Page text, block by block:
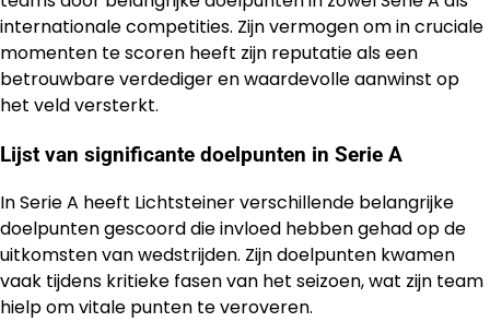
internationale competities. Zijn vermogen om in cruciale
momenten te scoren heeft zijn reputatie als een
betrouwbare verdediger en waardevolle aanwinst op
het veld versterkt.
Lijst van significante doelpunten in Serie A
In Serie A heeft Lichtsteiner verschillende belangrijke
doelpunten gescoord die invloed hebben gehad op de
uitkomsten van wedstrijden. Zijn doelpunten kwamen
vaak tijdens kritieke fasen van het seizoen, wat zijn team
hielp om vitale punten te veroveren.